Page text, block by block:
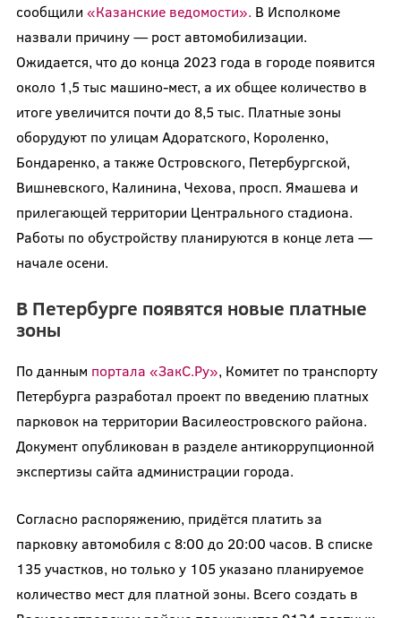
сообщили «Казанские ведомости». В Исполкоме
назвали причину — рост автомобилизации.
Ожидается, что до конца 2023 года в городе появится
около 1,5 тыс машино-мест, а их общее количество в
итоге увеличится почти до 8,5 тыс. Платные зоны
оборудуют по улицам Адоратского, Короленко,
Бондаренко, а также Островского, Петербургской,
Вишневского, Калинина, Чехова, просп. Ямашева и
прилегающей территории Центрального стадиона.
Работы по обустройству планируются в конце лета —
начале осени.
В Петербурге появятся новые платные
зоны
По данным портала «ЗакС.Ру», Комитет по транспорту
Петербурга разработал проект по введению платных
парковок на территории Василеостровского района.
Документ опубликован в разделе антикоррупционной
экспертизы сайта администрации города.
Согласно распоряжению, придётся платить за
парковку автомобиля с 8:00 до 20:00 часов. В списке
135 участков, но только у 105 указано планируемое
количество мест для платной зоны. Всего создать в